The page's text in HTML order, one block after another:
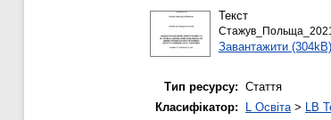
Текст
Завантажити (304kB)
Тип ресурсу: Стаття
Класифікатор:
L Освіта> LB